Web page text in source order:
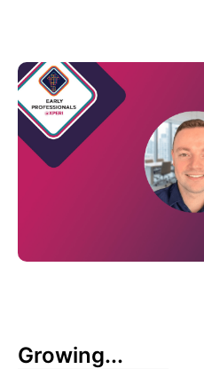
Growing...